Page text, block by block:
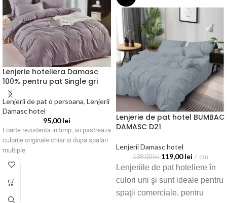
Lenjerie hoteliera Damasc
100% pentru pat Single gri
Lenjerii de pat o persoana, Lenjerii
Damasc hotel
95,00lei
Foarte rezistenta in timp, isi pastreaza
culorile originale chiar si dupa spalari
multiple
Lenjerie de pat hotel BUMBAC
DAMASC D21
Lenjerii Damasc hotel
139,00lei 119,00lei
cm
Lenjeriile de pat hoteliere în
culori uni şi sunt ideale pentru
spaţii comerciale, pentru